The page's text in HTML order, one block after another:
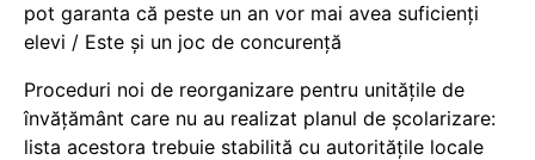
pot garanta că peste un an vor mai avea suficienți
elevi / Este și un joc de concurență
Proceduri noi de reorganizare pentru unitățile de
învățământ care nu au realizat planul de școlarizare:
lista acestora trebuie stabilită cu autoritățile locale